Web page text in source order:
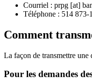
Courriel : prpg [at]
Téléphone : 514
Comment
La façon de transmettre une
Pour les demandes